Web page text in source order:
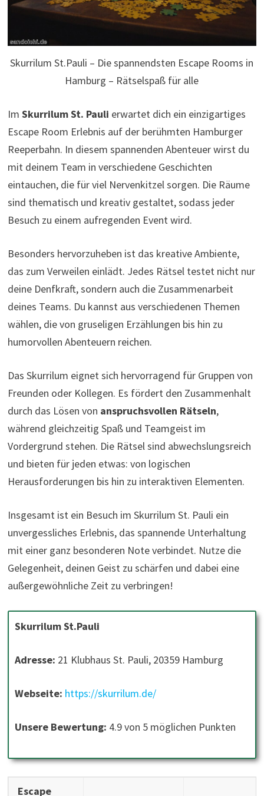
Skurrilum St.Pauli – Die spannendsten Escape Rooms in
Hamburg – Rätselspaß für alle
Im Skurrilum St. Pauli erwartet dich ein einzigartiges
Escape Room Erlebnis auf der berühmten Hamburger
Reeperbahn. In diesem spannenden Abenteuer wirst du
mit deinem Team in verschiedene Geschichten
eintauchen, die für viel Nervenkitzel sorgen. Die Räume
sind thematisch und kreativ gestaltet, sodass jeder
Besuch zu einem aufregenden Event wird.
Besonders hervorzuheben ist das kreative Ambiente,
das zum Verweilen einlädt. Jedes Rätsel testet nicht nur
deine Denfkraft, sondern auch die Zusammenarbeit
deines Teams. Du kannst aus verschiedenen Themen
wählen, die von gruseligen Erzählungen bis hin zu
humorvollen Abenteuern reichen.
Das Skurrilum eignet sich hervorragend für Gruppen von
Freunden oder Kollegen. Es fördert den Zusammenhalt
durch das Lösen von anspruchsvollen Rätseln,
während gleichzeitig Spaß und Teamgeist im
Vordergrund stehen. Die Rätsel sind abwechslungsreich
und bieten für jeden etwas: von logischen
Herausforderungen bis hin zu interaktiven Elementen.
Insgesamt ist ein Besuch im Skurrilum St. Pauli ein
unvergessliches Erlebnis, das spannende Unterhaltung
mit einer ganz besonderen Note verbindet. Nutze die
Gelegenheit, deinen Geist zu schärfen und dabei eine
außergewöhnliche Zeit zu verbringen!
Skurrilum St.Pauli
Adresse: 21 Klubhaus St. Pauli, 20359 Hamburg
Webseite: https://skurrilum.de/
Unsere Bewertung: 4.9 von 5 möglichen Punkten
Escape